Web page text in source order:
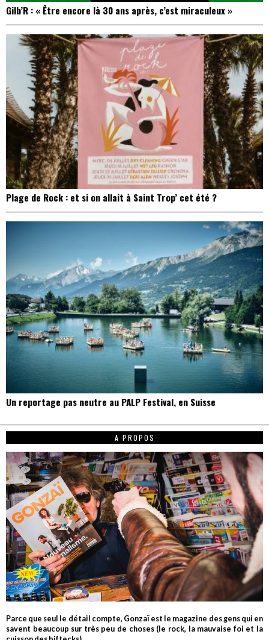
Gilb’R : « Être encore là 30 ans après, c’est miraculeux »
Plage de Rock : et si on allait à Saint Trop’ cet été ?
Un reportage pas neutre au PALP Festival, en Suisse
A PROPOS
Parce que seul le détail compte, Gonzaï est le magazine des gens qui en
savent beaucoup sur très peu de choses (le rock, la mauvaise foi et la